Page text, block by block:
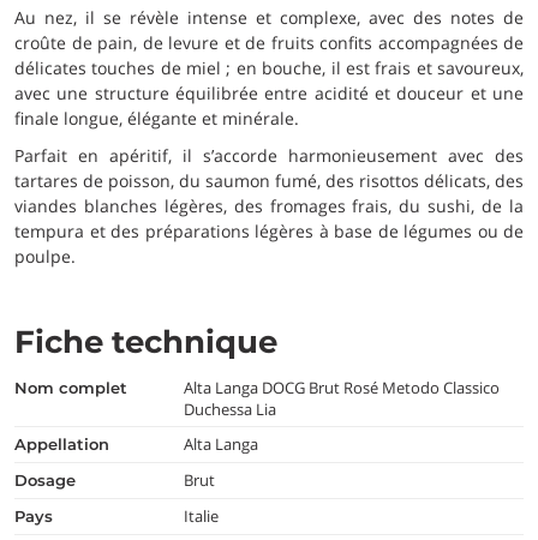
Au nez, il se révèle intense et complexe, avec des notes de
croûte de pain, de levure et de fruits confits accompagnées de
délicates touches de miel ; en bouche, il est frais et savoureux,
avec une structure équilibrée entre acidité et douceur et une
finale longue, élégante et minérale.
Parfait en apéritif, il s’accorde harmonieusement avec des
tartares de poisson, du saumon fumé, des risottos délicats, des
viandes blanches légères, des fromages frais, du sushi, de la
tempura et des préparations légères à base de légumes ou de
poulpe.
Fiche technique
nom complet
Alta Langa DOCG Brut Rosé Metodo Classico
Duchessa Lia
appellation Alta Langa
dosage Brut
pays Italie